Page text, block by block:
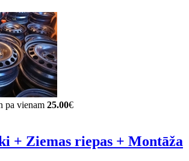
pa vienam 25.00€
+ Ziemas riepas + Montāža